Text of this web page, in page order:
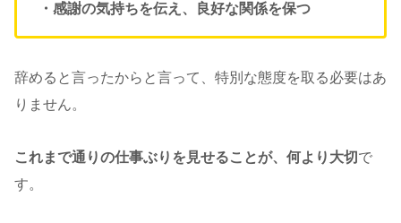
・感謝の気持ちを伝え、良好な関係を保つ
辞めると言ったからと言って、特別な態度を取る必要はあ
りません。
これまで通りの仕事ぶりを見せることが、何より大切 で
す。